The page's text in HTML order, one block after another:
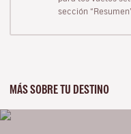
sección
MÁS SOBRE TU DESTINO